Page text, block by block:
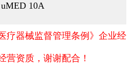
uMED 10A
疗器械监督管理条例》企业经
营资质，谢谢配合！